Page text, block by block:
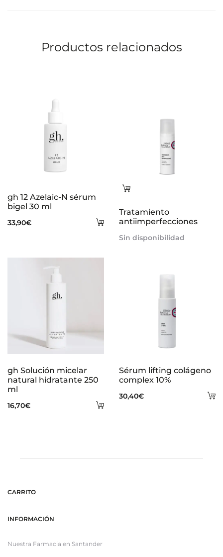
Productos relacionados
Añadir
gh 12 Azelaic-N sérum
bigel 30 ml
33,90€
Leer
Tratamiento
antiimperfecciones
Sin disponibilidad
Añadir
gh Solución micelar
natural hidratante 250
ml
16,70€
Sérum lifting colágeno
complex 10%
30,40€
CARRITO
INFORMACIÓN
Nuestra Farmacia en Santander